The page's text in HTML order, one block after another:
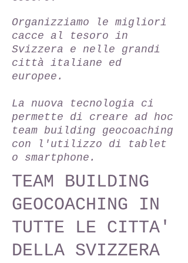
Organizziamo le migliori
cacce al tesoro in
Svizzera e nelle grandi
città italiane ed
europee.
La nuova tecnologia ci
permette di creare ad hoc
team building geocoaching
con l'utilizzo di tablet
o smartphone.
TEAM BUILDING
GEOCOACHING IN
TUTTE LE CITTA'
DELLA SVIZZERA